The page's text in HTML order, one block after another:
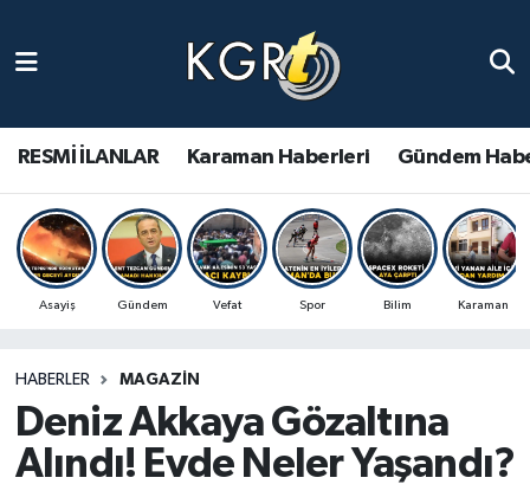
RESMİ İLANLAR Karaman Haberleri Gündem
Asayiş Gündem Vefat Spor Bilim Karaman
HABERLER MAGAZIN
Deniz Akkaya Gözaltına
Alındı! Evde Neler Yaşandı?
Gündem Haberleri
Güncel Haberler
Spor Haberleri
Ulusal Haberler
Vefat Edenler